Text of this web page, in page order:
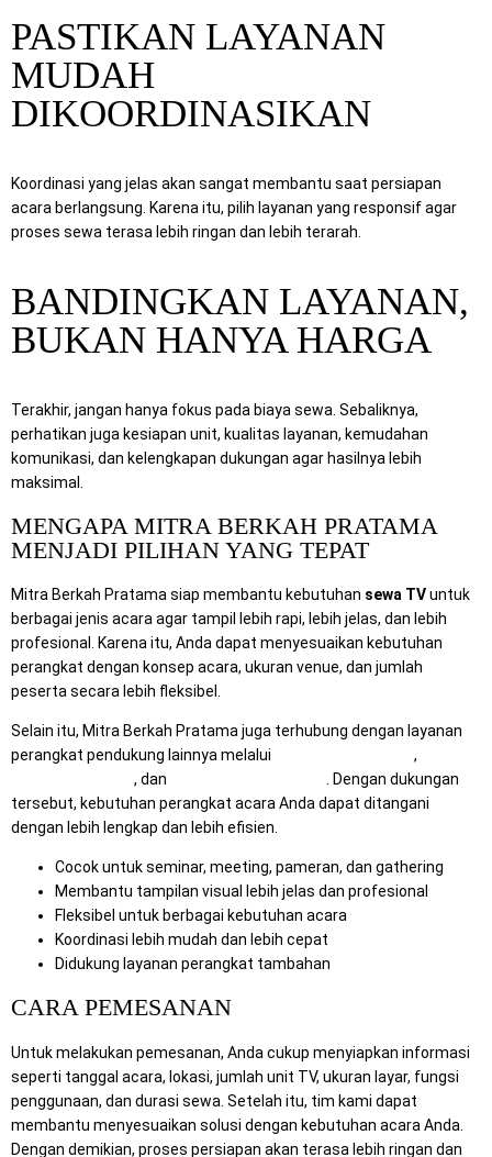
PASTIKAN LAYANAN
MUDAH
DIKOORDINASIKAN
Koordinasi yang jelas akan sangat membantu saat persiapan
acara berlangsung. Karena itu, pilih layanan yang responsif agar
proses sewa terasa lebih ringan dan lebih terarah.
BANDINGKAN LAYANAN,
BUKAN HANYA HARGA
Terakhir, jangan hanya fokus pada biaya sewa. Sebaliknya,
perhatikan juga kesiapan unit, kualitas layanan, kemudahan
komunikasi, dan kelengkapan dukungan agar hasilnya lebih
maksimal.
MENGAPA MITRA BERKAH PRATAMA
MENJADI PILIHAN YANG TEPAT
Mitra Berkah Pratama siap membantu kebutuhan sewa TVuntuk
berbagai jenis acara agar tampil lebih rapi, lebih jelas, dan lebih
profesional. Karena itu, Anda dapat menyesuaikan kebutuhan
perangkat dengan konsep acara, ukuran venue, dan jumlah
peserta secara lebih fleksibel.
Selain itu, Mitra Berkah Pratama juga terhubung dengan layanan
perangkat pendukung lainnya melalui
,
, dan
. Dengan dukungan
tersebut, kebutuhan perangkat acara Anda dapat ditangani
dengan lebih lengkap dan lebih efisien.
Cocok untuk seminar, meeting, pameran, dan gathering
Membantu tampilan visual lebih jelas dan profesional
Fleksibel untuk berbagai kebutuhan acara
Koordinasi lebih mudah dan lebih cepat
Didukung layanan perangkat tambahan
CARA PEMESANAN
Untuk melakukan pemesanan, Anda cukup menyiapkan informasi
seperti tanggal acara, lokasi, jumlah unit TV, ukuran layar, fungsi
penggunaan, dan durasi sewa. Setelah itu, tim kami dapat
membantu menyesuaikan solusi dengan kebutuhan acara Anda.
Dengan demikian, proses persiapan akan terasa lebih ringan dan